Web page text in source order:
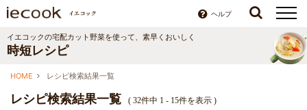
ヘルプ
イエコックの宅配カット野菜を使って、素早くおいしく
時短レシピ
HOME レシピ検索結果一覧
レシピ検索結果一覧 ( 32件中 1 - 15件を表示 )